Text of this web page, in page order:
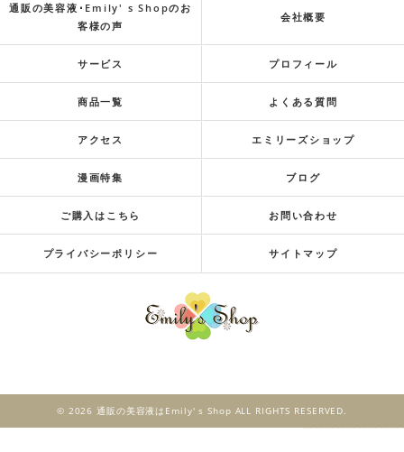
通販の美容液･Emily' s Shopのお
客様の声
会社概要
サービス プロフィール
商品一覧 よくある質問
アクセス エミリーズショップ
漫画特集 ブログ
ご購入はこちら お問い合わせ
プライバシーポリシー サイトマップ
© 2026 通販の美容液はEmily' s Shop ALL RIGHTS RESERVED.